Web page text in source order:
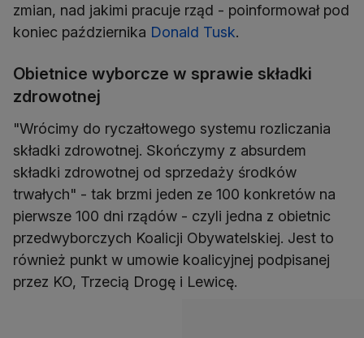
zmian, nad jakimi pracuje rząd - poinformował pod
koniec października Donald Tusk.
Obietnice wyborcze w sprawie składki
zdrowotnej
"Wrócimy do ryczałtowego systemu rozliczania
składki zdrowotnej. Skończymy z absurdem
składki zdrowotnej od sprzedaży środków
trwałych" - tak brzmi jeden ze 100 konkretów na
pierwsze 100 dni rządów - czyli jedna z obietnic
przedwyborczych Koalicji Obywatelskiej. Jest to
również punkt w umowie koalicyjnej podpisanej
przez KO, Trzecią Drogę i Lewicę.